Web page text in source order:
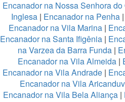
Encanador na Nossa Senhora do
Inglesa | Encanador na Penha|
Encanador na Vila Marina|
Encanador na Santa Ifigênia |
na Varzea da Barra Funda |
Encanador na Vila Almeida |
Encanador na Vila Andrade |
Encanador na Vila
Encanador na Vila Bela Aliança |